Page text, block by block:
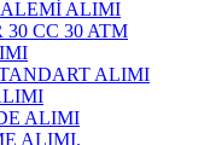
ALIMI
CC 30 ATM
ALIMI
ALIMI
ALIMI.